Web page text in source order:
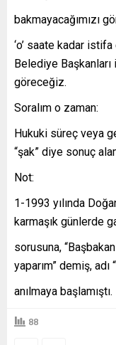
bakmayacağımızı
‘o’ saate kadar
Belediye Başkanları
göreceğiz.
Soralım o zaman:
Hukuki süreç veya
“şak” diye sonuç
Not:
1-1993 yılında
karmaşık günlerde
sorusuna,
yaparım” demiş,
anılmaya başlamıştı.
88